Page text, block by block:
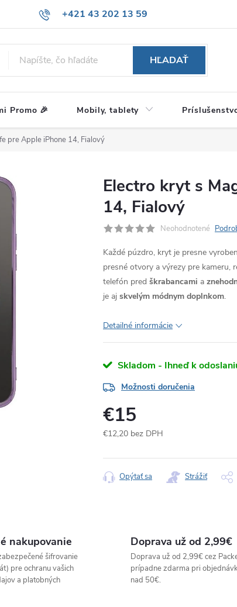
+421 43 202 13 59
HĽADAŤ
Promo 🎉 Mobily, tablety
pre Apple iPhone 14, Fialový
Electro kryt s
14, Fialový
Neohodnotené
Každé púzdro, kryt je presne
presné otvory a výrezy pre kameru,
telefón pred škrabancami a
je aj skvelým módnym doplnkom.
Detailné informácie
Skladom - Ihneď k
Možnosti doručenia
€15
€12,20 bez DPH
cena:
Opýtať sa Strážiť
nakupovanie
šifrovanie
pre ochranu vašich
a platobných
Doprava už od 2,99€
Doprava už od 2,99€ cez
prípadne zdarma pri
nad 50€.